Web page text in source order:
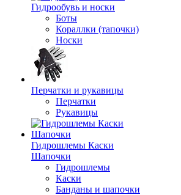
Гидрообувь и носки
Боты
Кораллки (тапочки)
Носки
Перчатки и рукавицы
Перчатки
Рукавицы
Гидрошлемы Каски
Шапочки
Гидрошлемы
Каски
Банданы и шапочки